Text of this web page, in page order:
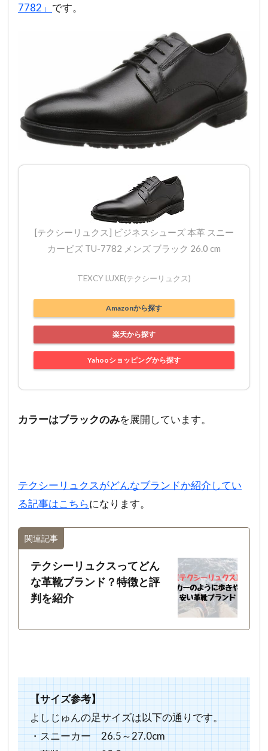
7782」 です。
[テクシーリュクス] ビジネスシューズ 本革 スニー
カービズ TU-7782 メンズ ブラック 26.0 cm
TEXCY LUXE(テクシーリュクス)
Amazonから探す
楽天から探す
Yahooショッピングから探す
カラーはブラックのみを展開しています。
テクシーリュクスがどんなブランドか紹介してい
る記事はこちらになります。
関連記事
テクシーリュクスってどん
な革靴ブランド？特徴と評
判を紹介
【サイズ参考】
よしじゅんの足サイズは以下の通りです。
・スニーカー 26.5～27.0cm